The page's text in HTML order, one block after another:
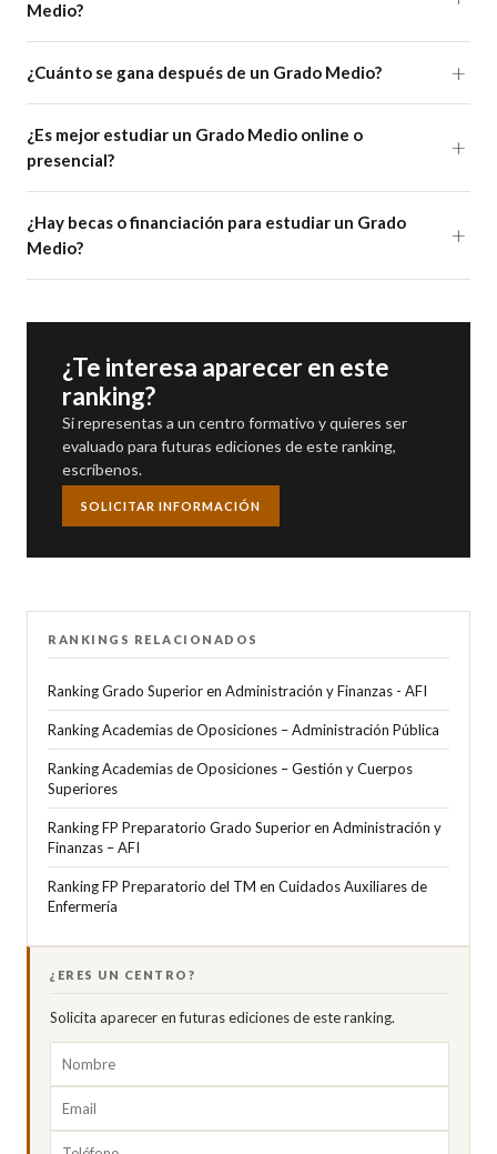
Medio?
¿Cuánto se gana después de un Grado Medio?
¿Es mejor estudiar un Grado Medio online o
presencial?
¿Hay becas o financiación para estudiar un Grado
Medio?
¿Te interesa aparecer en este
ranking?
Si representas a un centro formativo y quieres ser
evaluado para futuras ediciones de este ranking,
escríbenos.
SOLICITAR INFORMACIÓN
RANKINGS RELACIONADOS
Ranking Grado Superior en Administración y Finanzas - AFI
Ranking Academias de Oposiciones – Administración Pública
Ranking Academias de Oposiciones – Gestión y Cuerpos
Superiores
Ranking FP Preparatorio Grado Superior en Administración y
Finanzas – AFI
Ranking FP Preparatorio del TM en Cuidados Auxiliares de
Enfermería
¿ERES UN CENTRO?
Solicita aparecer en futuras ediciones de este ranking.